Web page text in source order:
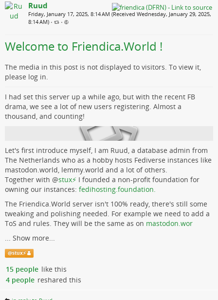
Ruud
Friday, January 17, 2025, 8:14 AM (Received Wednesday, January 29, 2025,
8:14 AM) • •
Welcome to Friendica.World !
The media in this post is not displayed to visitors. To view it,
please log in.
I had set this server up a while ago, but with the recent FB
drama, we see a lot of new users registering. Almost a
thousand, and counting!
Let's first introduce myself, I am Ruud, a database admin from
The Netherlands who as a hobby hosts Fediverse instances like
mastodon.world, lemmy.world and a lot of others.
Together with @stux⚡ I founded a non-profit foundation for
owning our instances: fedihosting.foundation.
The Friendica.World server isn't 100% ready, there's still some
tweaking and polishing needed. For example we need to add a
ToS and rules. They will be the same as on mastodon.wor
Show more...
@stux⚡️
15 people like this
4 people reshared this